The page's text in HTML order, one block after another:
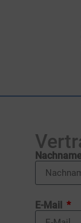
E-Mail